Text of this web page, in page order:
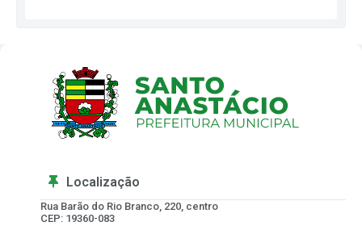
Localização
Rua Barão do Rio Branco, 220, centro
CEP: 19360-083